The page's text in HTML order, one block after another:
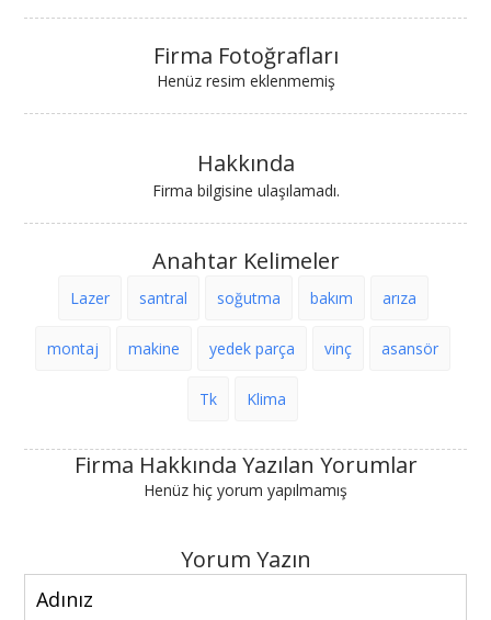
Firma Fotoğrafları
Henüz resim eklenmemiş
Hakkında
Firma bilgisine ulaşılamadı.
Anahtar Kelimeler
Lazer santral soğutma bakım arıza
montaj makine yedek parça vinç asansör
Tk Klima
Firma Hakkında Yazılan Yorumlar
Henüz hiç yorum yapılmamış
Yorum Yazın